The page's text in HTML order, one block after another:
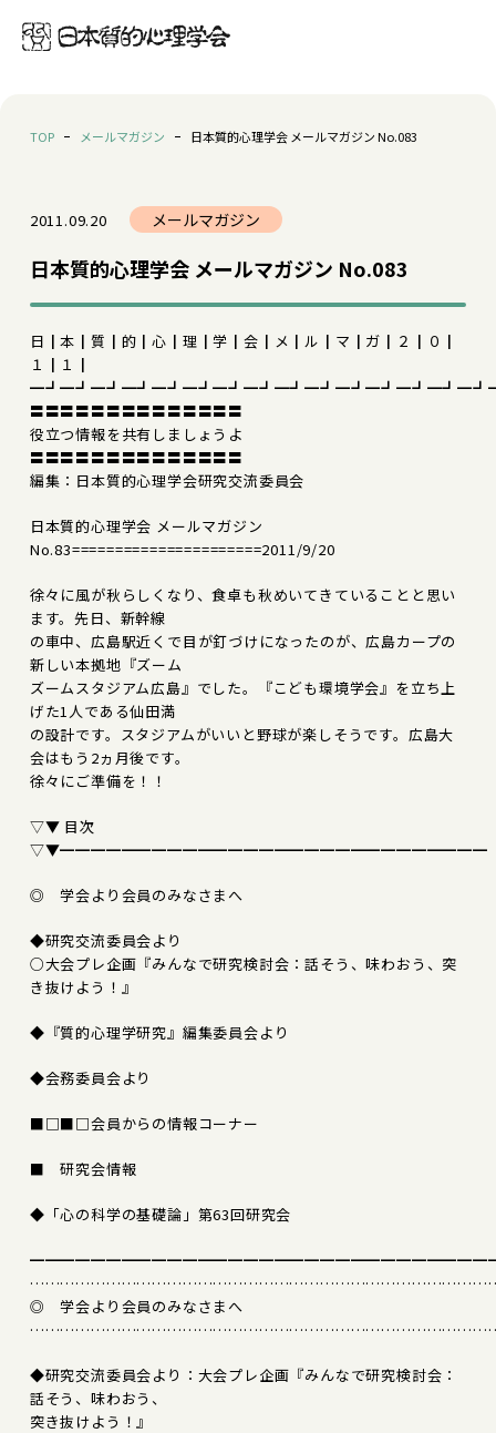
TOP メールマガジン 日本質的心理学会 メールマガジン No.083
2011.09.20 メールマガジン
日本質的心理学会 メールマガジン No.083
日┃本┃質┃的┃心┃理┃学┃会┃メ┃ル┃マ┃ガ┃２┃０┃
１┃１┃
〓〓〓〓〓〓〓〓〓〓〓〓〓〓
役立つ情報を共有しましょうよ
〓〓〓〓〓〓〓〓〓〓〓〓〓〓
編集：日本質的心理学会研究交流委員会
日本質的心理学会 メールマガジン
No.83======================2011/9/20
徐々に風が秋らしくなり、食卓も秋めいてきていることと思い
ます。先日、新幹線
の車中、広島駅近くで目が釘づけになったのが、広島カープの
新しい本拠地『ズーム
ズームスタジアム広島』でした。『こども環境学会』を立ち上
げた1人である仙田満
の設計です。スタジアムがいいと野球が楽しそうです。広島大
会はもう2ヵ月後です。
徐々にご準備を！！
▽▼ 目次
▽▼━━━━━━━━━━━━━━━━━━━━━━━━━━━━
◎ 学会より会員のみなさまへ
◆研究交流委員会より
○大会プレ企画『みんなで研究検討会：話そう、味わおう、突
き抜けよう！』
◆『質的心理学研究』編集委員会より
◆会務委員会より
■□■□会員からの情報コーナー
■ 研究会情報
◆「心の科学の基礎論」第63回研究会
◎ 学会より会員のみなさまへ
◆研究交流委員会より：大会プレ企画『みんなで研究検討会：
話そう、味わおう、
突き抜けよう！』